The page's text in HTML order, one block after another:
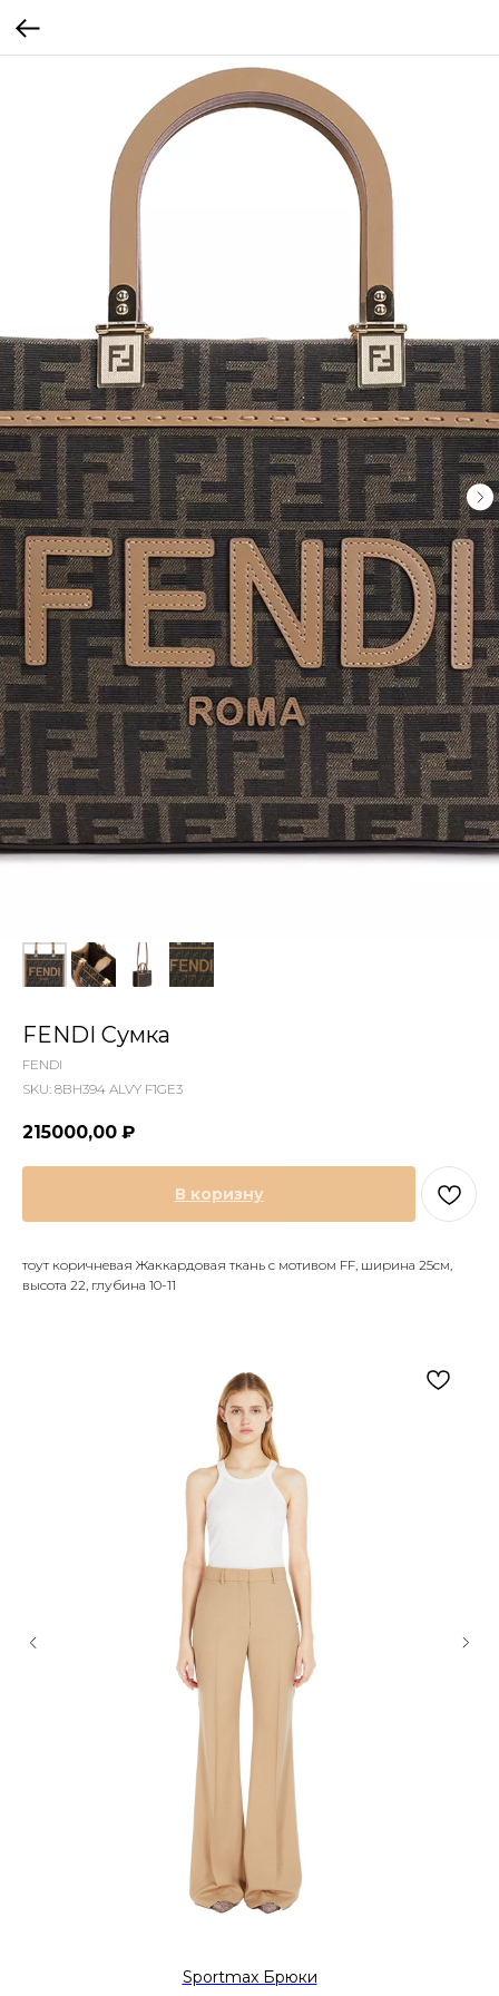
FENDI Сумка
FENDI
SKU: 8BH394 ALVY F1GE3
215000,00 ₽
В коризну
тоут коричневая Жаккардовая ткань с мотивом FF, ширина 25см,
высота 22, глубина 10-11
Sportmax Брюки